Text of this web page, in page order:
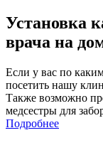
Установка
врача на
Eсли у вас по
посетить нашу
Также возможно
медсестры для
Подробнее